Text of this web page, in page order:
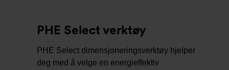
PHE Select verktøy
PHE Select dimensjoneringsverktøy hjelper
deg med å velge en energieffektiv